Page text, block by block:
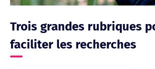
Trois grandes rubriques
faciliter les recherches